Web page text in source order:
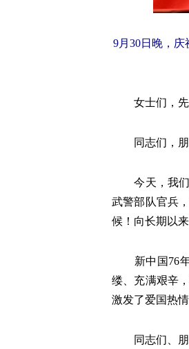
9月30日晚，
女士们，先
同志们，朋
今天，我们
武警部队官兵
候！向长期以
新中国76年
缕、充满艰辛
激发了爱国热
同志们、朋